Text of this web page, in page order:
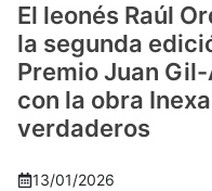
El leonés Raúl
la segunda
Premio Juan
con la obra
verdaderos
13/01/2026